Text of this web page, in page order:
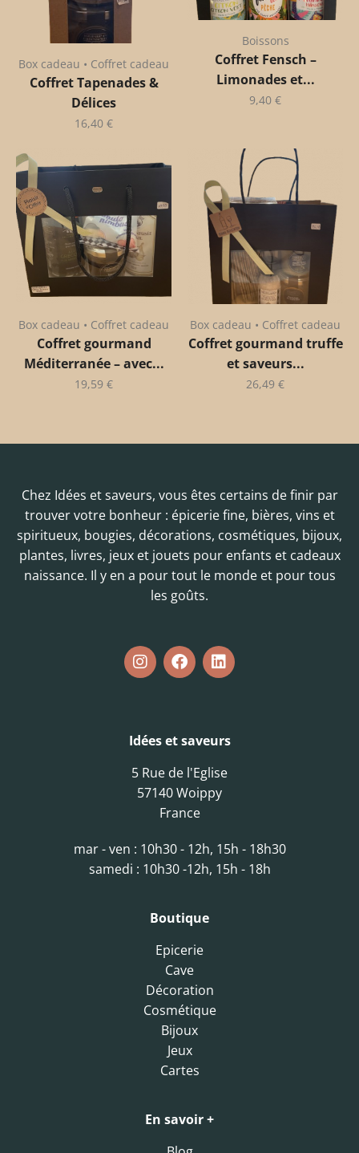
Box cadeau • Coffret cadeau
Coffret Tapenades &
Délices
16,40 €
Boissons
Coffret Fensch –
Limonades et...
9,40 €
Box cadeau • Coffret cadeau
Coffret gourmand
Méditerranée – avec...
19,59 €
Box cadeau • Coffret cadeau
Coffret gourmand truffe
et saveurs...
26,49 €
Chez Idées et saveurs, vous êtes certains de finir par
trouver votre bonheur : épicerie fine, bières, vins et
spiritueux, bougies, décorations, cosmétiques, bijoux,
plantes, livres, jeux et jouets pour enfants et cadeaux
naissance. Il y en a pour tout le monde et pour tous
les goûts.
Idées et saveurs
5 Rue de l'Eglise
57140 Woippy
France
mar - ven : 10h30 - 12h, 15h - 18h30
samedi : 10h30 -12h, 15h - 18h
Boutique
Epicerie
Cave
Décoration
Cosmétique
Bijoux
Jeux
Cartes
En savoir +